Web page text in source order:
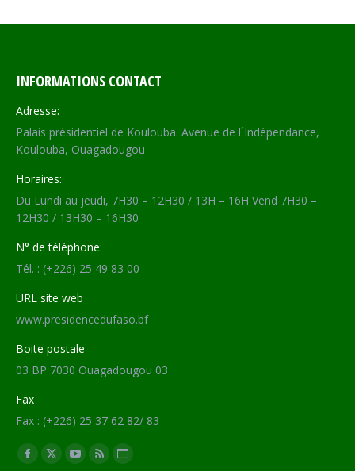
INFORMATIONS CONTACT
Adresse:
Palais présidentiel de Koulouba. Avenue de l´Indépendance,
Koulouba, Ouagadougou
Horaires:
Du Lundi au jeudi, 7H30 – 12H30 / 13H – 16H Vend 7H30 –
12H30 / 13H30 – 16H30
N° de téléphone:
Tél. : (+226) 25 49 83 00
URL site web
www.presidencedufaso.bf
Boite postale
03 BP 7030 Ouagadougou 03
Fax
Fax : (+226) 25 37 62 82/ 83
Trouvez nous sur :
Facebook
X
YouTube
RSS Site